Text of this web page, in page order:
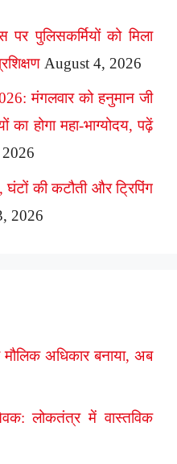
पर पुलिसकर्मियों को मिला
August 4, 2026
मंगलवार को हनुमान जी
होगा महा-भाग्योदय, पढ़ें
की कटौती और ट्रिपिंग
2026
अधिकार बनाया, अब
लोकतंत्र में वास्तविक